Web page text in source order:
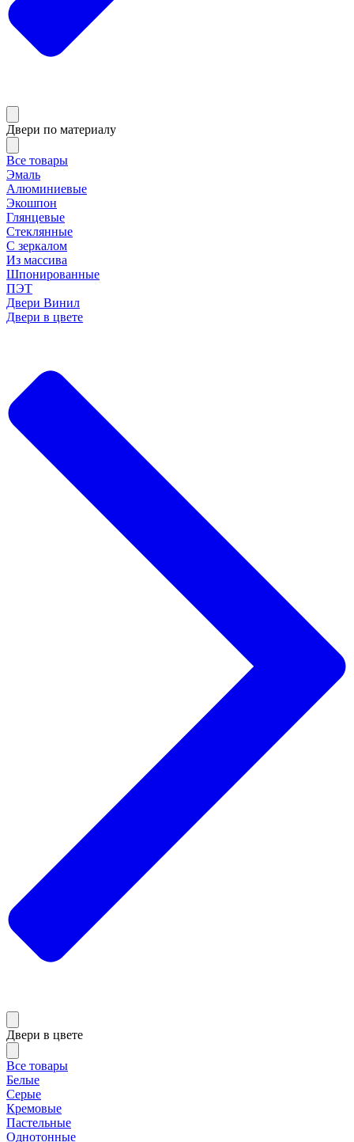
Двери по материалу
Все товары
Эмаль
Алюминиевые
Экошпон
Глянцевые
Стеклянные
С зеркалом
Из массива
Шпонированные
ПЭТ
Двери Винил
Двери в цвете
Двери в цвете
Все товары
Белые
Серые
Кремовые
Пастельные
Однотонные